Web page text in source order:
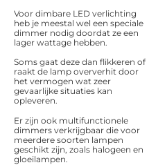
Voor dimbare LED verlichting
heb je meestal wel een speciale
dimmer nodig doordat ze een
lager wattage hebben.
Soms gaat deze dan flikkeren of
raakt de lamp oververhit door
het vermogen wat zeer
gevaarlijke situaties kan
opleveren.
Er zijn ook multifunctionele
dimmers verkrijgbaar die voor
meerdere soorten lampen
geschikt zijn, zoals halogeen en
gloeilampen.